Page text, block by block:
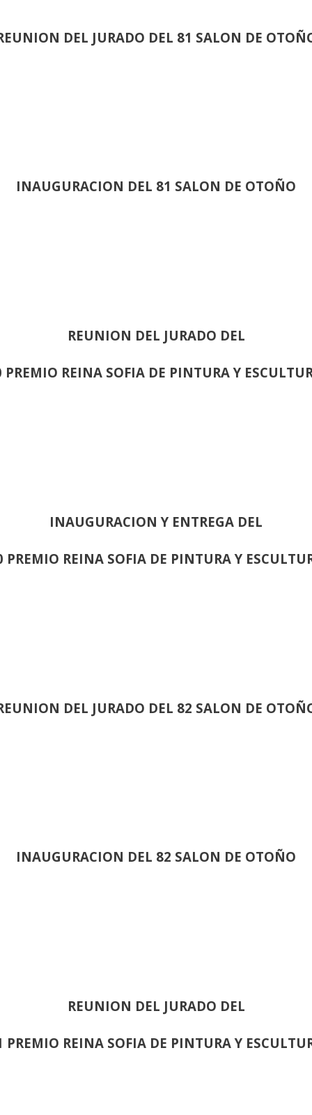
DEL JURADO DEL 81 SALON DE
INAUGURACION DEL 81 SALON DE OTOÑO
REUNION DEL JURADO DEL
PREMIO REINA SOFIA DE PINTURA Y
INAUGURACION Y ENTREGA DEL
PREMIO REINA SOFIA DE PINTURA Y
DEL JURADO DEL 82 SALON DE
INAUGURACION DEL 82 SALON DE OTOÑO
REUNION DEL JURADO DEL
PREMIO REINA SOFIA DE PINTURA Y